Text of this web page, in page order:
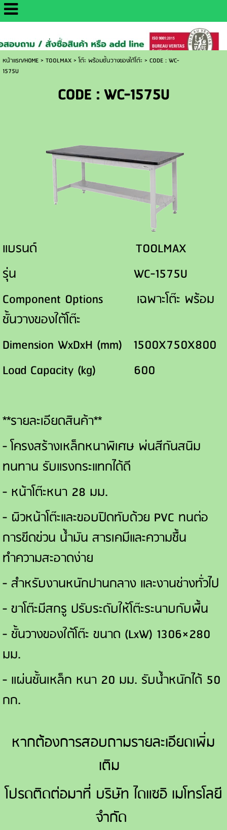
http://www.daisaemetrology.co.th/
หน้าแรก/HOME> TOOLMAX>โต๊ะ พร้อมชั้นวางของใต้โต๊ะ> CODE : WC-
1575U
CODE : WC-1575U
แบรนด์ TOOLMAX
รุ่น WC-1575U
Component Options เฉพาะโต๊ะ พร้อม
ชั้นวางของใต้โต๊ะ
Dimension WxDxH (mm) 1500X750X800
Load Capacity (kg) 600
**รายละเอียดสินค้า**
- โครงสร้างเหล็กหนาพิเศษ พ่นสีกันสนิม
ทนทาน รับแรงกระแทกได้ดี
- หน้าโต๊ะหนา 28 มม.
- ผิวหน้าโต๊ะและขอบปิดทับด้วย PVC ทนต่อ
การขีดข่วน น้ำมัน สารเคมีและความชื้น
ทำความสะอาดง่าย
- สำหรับงานหนักปานกลาง และงานช่างทั่วไป
- ขาโต๊ะมีสกรู ปรับระดับให้โต๊ะระนาบกับพื้น
- ชั้นวางของใต้โต๊ะ ขนาด (LxW) 1306×280
มม.
- แผ่นชั้นเหล็ก หนา 20 มม. รับน้ำหนักได้ 50
กก.
หากต้องการสอบถามรายละเอียดเพิ่ม
เติม
โปรดติดต่อมาที่ บริษัท ไดแซอิ เมโทรโลยี
จำกัด